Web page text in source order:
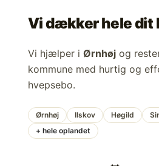
Vi dækker hele dit
Vi hjælper i Ørnhøj og
kommune med hurtig og
hvepsebo.
Ørnhøj Ilskov Høgild
+ hele oplandet